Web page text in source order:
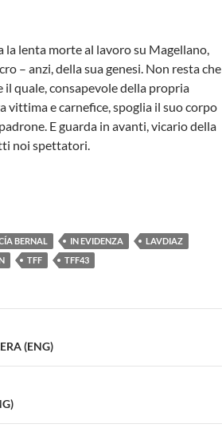
la lenta morte al lavoro su Magellano,
– anzi, della sua genesi. Non resta che
quale, consapevole della propria
vittima e carnefice, spoglia il suo corpo
E guarda in avanti, vicario della
noi spettatori.
BERNAL IN EVIDENZA
LAVDIAZ
TFF TFF43
(ENG)